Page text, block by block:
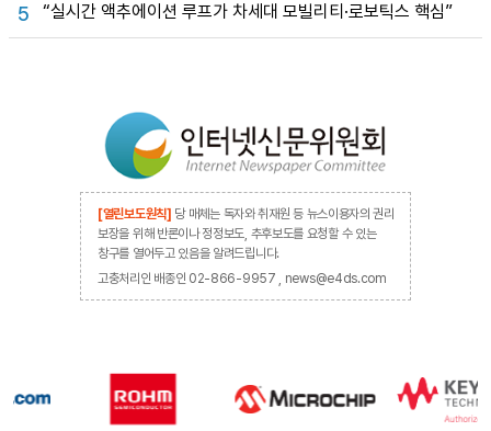
5 “실시간 액추에이션 루프가 차세대 모빌리티·로보틱스 핵심”
[열린보도원칙] 당 매체는 독자와 취재원 등 뉴스이용자의 권리
보장을 위해 반론이나 정정보도, 추후보도를 요청할 수 있는
창구를 열어두고 있음을 알려드립니다.
고충처리인 배종인 02-866-9957 , news@e4ds.com